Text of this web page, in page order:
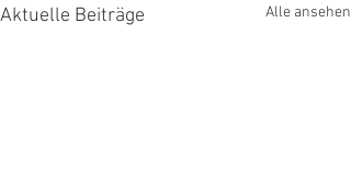
Aktuelle Beiträge Alle ansehen